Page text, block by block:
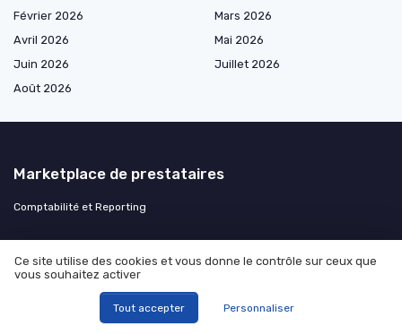
Février 2026
Mars 2026
Avril 2026
Mai 2026
Juin 2026
Juillet 2026
Août 2026
Marketplace de prestataires
Comptabilité et Reporting
Compréhension de l'effectif au sens de la cvae
Ce site utilise des cookies et vous donne le contrôle sur ceux que
vous souhaitez activer
Tout accepter Personnaliser